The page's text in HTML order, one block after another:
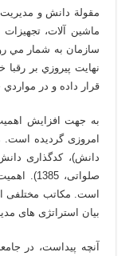
مقولة دانش و مديريت
ماشين آلات،
سازمان به شمار مي
قرار داده و در مواردي
به جهت افزایش
امروزی گردیده
دانش)، کدگذاری
صلواتی،
است. مکاتب مختلفی
بیان استراتژی های
آنچه پیداست، در